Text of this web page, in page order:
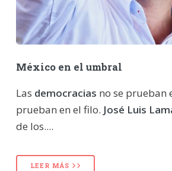
México en el umbral
Las democracias no se prueban
prueban en el filo. José Luis
de los....
LEER MÁS